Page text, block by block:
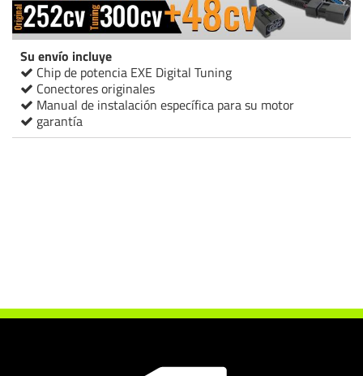
Su envío incluye
Chip de potencia EXE Digital Tuning
Conectores originales
Manual de instalación específica para su motor
garantía